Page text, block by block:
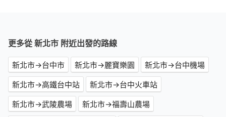
更多從 新北市 附近出發的路線
新北市→台中市 新北市→麗寶樂園
新北市→台中機場
新北市→高鐵台中站
新北市→台中火車站
新北市→武陵農場
新北市→福壽山農場